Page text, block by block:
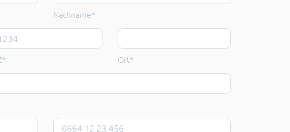
Nachname*
* Ort
Ort*
Telephone number